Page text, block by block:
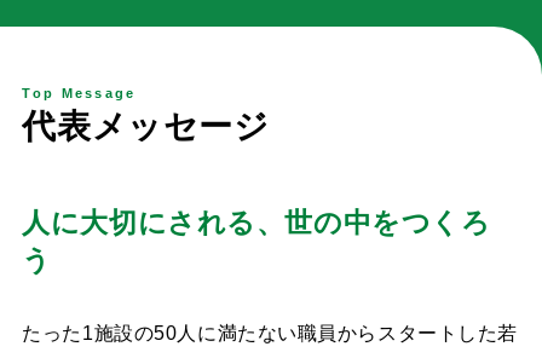
Top Message
代表メ ッセージ
人に大切にされる、世の中をつくろ
う
たった1施設の50人に満たない職員からスタートした若